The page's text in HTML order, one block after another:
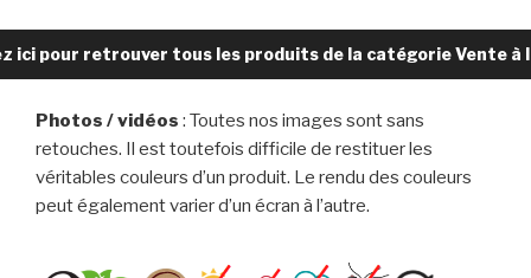
ici pour retrouver tous les produits de la catégorie Vente à
Photos / vidéos : Toutes nos images sont sans
retouches. Il est toutefois difficile de restituer les
véritables couleurs d’un produit. Le rendu des couleurs
peut également varier d’un écran à l’autre.